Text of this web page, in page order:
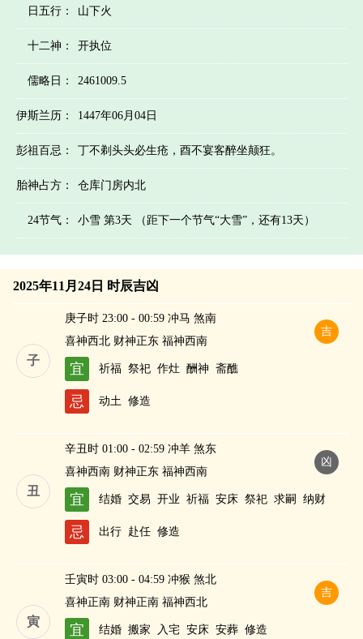
日五行： 山下火
十二神： 开执位
儒略日： 2461009.5
伊斯兰历： 1447年06月04日
彭祖百忌： 丁不剃头头必生疮，酉不宴客醉坐颠狂。
胎神占方： 仓库门房内北
24节气： 小雪 第3天 （距下一个节气“大雪”，还有13天）
2025年11月24日 时辰吉凶
子
吉
庚子时 23:00 - 00:59 冲马 煞南
喜神西北 财神正东 福神西南
宜 祈福 祭祀 作灶 酬神 斋醮
忌 动土 修造
丑
凶
辛丑时 01:00 - 02:59 冲羊 煞东
喜神西南 财神正东 福神西南
宜 结婚 交易 开业 祈福 安床 祭祀 求嗣 纳财
忌 出行 赴任 修造
寅
吉
壬寅时 03:00 - 04:59 冲猴 煞北
喜神正南 财神正南 福神西北
宜 结婚 搬家 入宅 安床 安葬 修造